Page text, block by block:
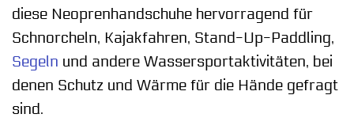
diese Neoprenhandschuhe hervorragend für
Schnorcheln, Kajakfahren, Stand-Up-Paddling,
Segeln und andere Wassersportaktivitäten, bei
denen Schutz und Wärme für die Hände gefragt
sind.